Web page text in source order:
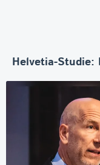
Helvetia-